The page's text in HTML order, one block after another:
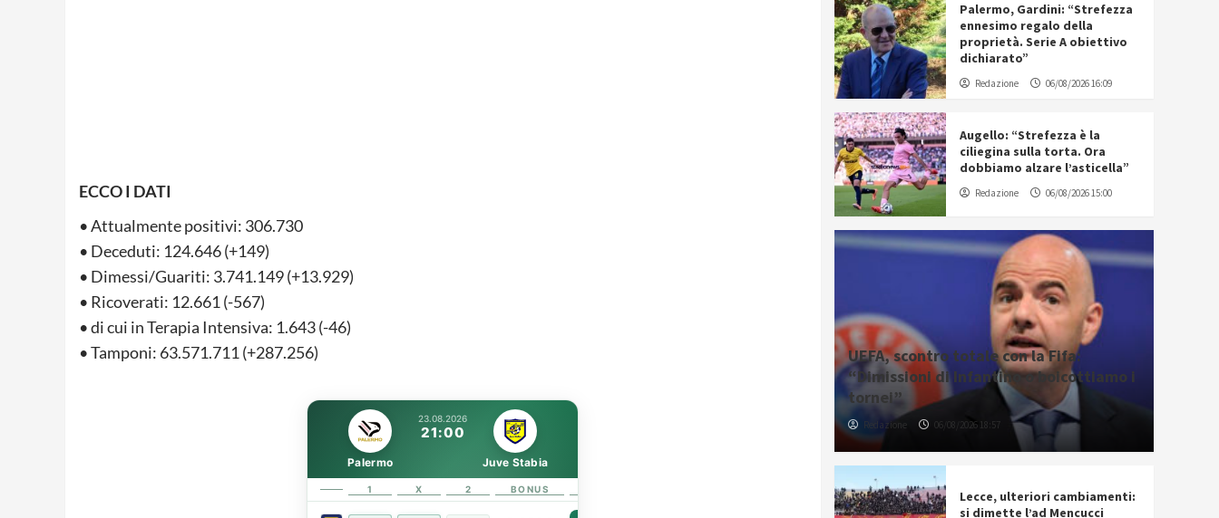
ECCO I DATI
• Attualmente positivi: 306.730
• Deceduti: 124.646 (+149)
• Dimessi/Guariti: 3.741.149 (+13.929)
• Ricoverati: 12.661 (-567)
• di cui in Terapia Intensiva: 1.643 (-46)
• Tamponi: 63.571.711 (+287.256)
23.08.2026
21:00
Palermo Juve Stabia
1 X 2 BONUS
Palermo, Gardini: “Strefezza
ennesimo regalo della
proprietà. Serie A obiettivo
dichiarato”
Redazione 06/08/2026 16:09
Augello: “Strefezza è la
ciliegina sulla torta. Ora
dobbiamo alzare l’asticella”
Redazione 06/08/2026 15:00
UEFA, scontro totale con la Fifa:
“Dimissioni di Infantino o boicottiamo i
tornei”
Redazione 06/08/2026 18:57
Lecce, ulteriori cambiamenti:
si dimette l’ad Mencucci